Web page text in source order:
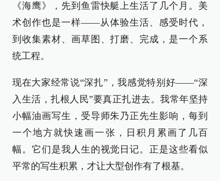
《海鹰》，先到鱼雷快艇上生活了几个月。美
术创作也是一样——从体验生活、感受时代，
到收集素材、画草图、打磨、完成，是一个系
统工程。
现在大家经常说“深扎”，我感觉特别好——“深
入生活，扎根人民”要真正扎进去。我常年坚持
小幅油画写生，受导师朱乃正先生影响，每到
一个地方就快速画一张，日积月累画了几百
幅。它们是我人生的视觉日记。正是这些看似
平常的写生积累，才让大型创作有了根基。